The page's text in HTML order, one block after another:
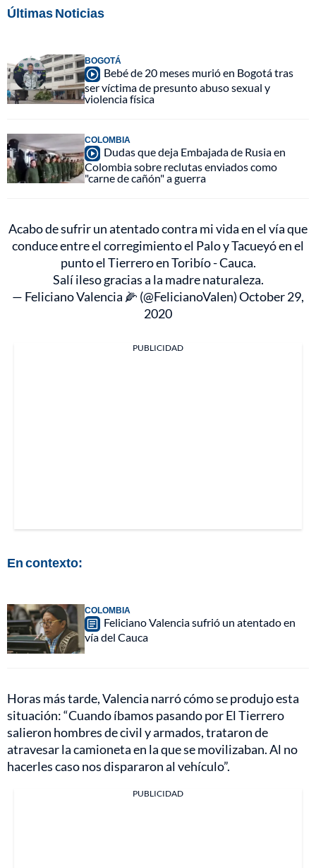
Últimas Noticias
BOGOTÁ
Bebé de 20 meses murió en Bogotá tras
ser víctima de presunto abuso sexual y
violencia física
COLOMBIA
Dudas que deja Embajada de Rusia en
Colombia sobre reclutas enviados como
"carne de cañón" a guerra
Acabo de sufrir un atentado contra mi vida en el vía que
conduce entre el corregimiento el Palo y Tacueyó en el
punto el Tierrero en Toribío - Cauca.
Salí ileso gracias a la madre naturaleza.
— Feliciano Valencia 🌽 (@FelicianoValen)October 29,
2020
PUBLICIDAD
En contexto:
COLOMBIA
Feliciano Valencia sufrió un atentado en
vía del Cauca
Horas más tarde, Valencia narró cómo se produjo esta
situación: “Cuando íbamos pasando por El Tierrero
salieron hombres de civil y armados, trataron de
atravesar la camioneta en la que se movilizaban. Al no
hacerles caso nos dispararon al vehículo”.
PUBLICIDAD